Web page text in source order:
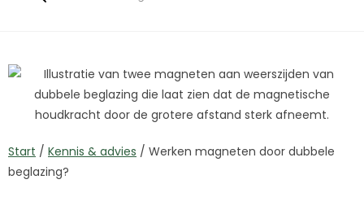
Start / Kennis & advies / Werken magneten door dubbele
beglazing?